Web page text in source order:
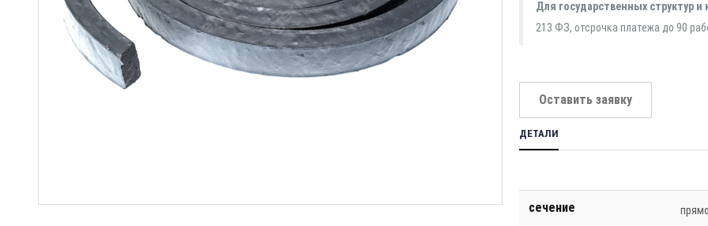
Для государственных структур
213 ФЗ, отсрочка платежа до 90
Оставить заявку
ДЕТАЛИ
сечение